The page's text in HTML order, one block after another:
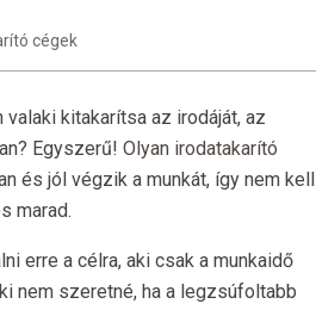
cégek
kitakarítsa az irodáját, az
Egyszerű! Olyan irodatakarító
és jól végzik a munkát, így nem kell
marad.
erre a célra, aki csak a munkaidő
nem szeretné, ha a legzsúfoltabb